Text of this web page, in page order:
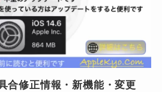
合修正情報・新機能・変更